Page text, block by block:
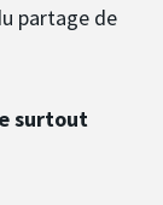
partage de
surtout